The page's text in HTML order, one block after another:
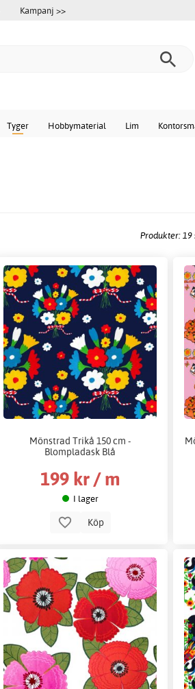
Kampanj >>
Tyger Hobbymaterial Lim
Produkter: 19
Mönstrad Trikå 150 cm -
Blompladask Blå
199 kr / m
I lager
Köp